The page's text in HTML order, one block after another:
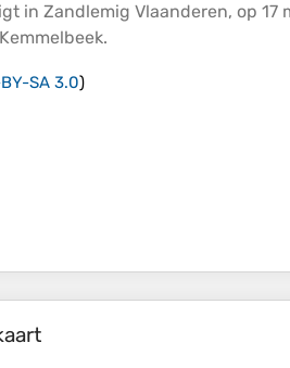
in Zandlemig Vlaanderen, op 17
SA 3.0)